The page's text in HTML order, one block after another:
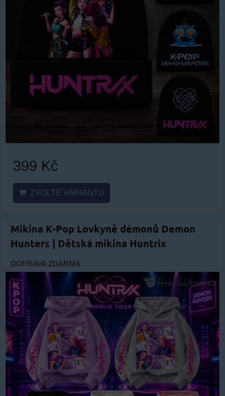
399 Kč
ZVOLTE VARIANTU
Mikina K-Pop Lovkyně démonů Demon
Hunters | Dětská mikina Huntrix
DOPRAVA ZDARMA